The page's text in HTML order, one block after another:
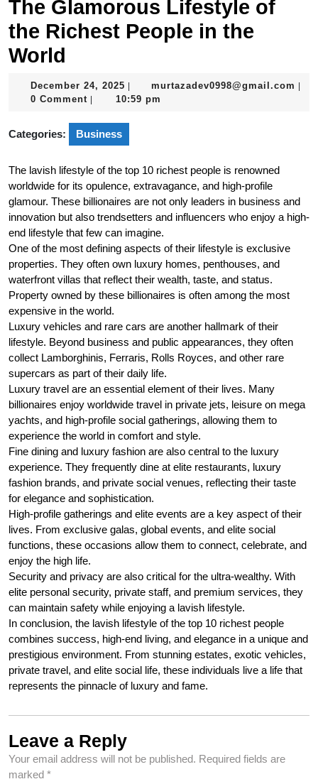
The Glamorous Lifestyle of
the Richest People in the
World
December 24, 2025 December
24,
murtazadev0998@gmail.com
0 Comment 10:59 pm
Categories: Business
The lavish lifestyle of the top 10 richest people is renowned
worldwide for its opulence, extravagance, and high-profile
glamour. These billionaires are not only leaders in business and
innovation but also trendsetters and influencers who enjoy a high-
end lifestyle that few can imagine.
One of the most defining aspects of their lifestyle is exclusive
properties. They often own luxury homes, penthouses, and
waterfront villas that reflect their wealth, taste, and status.
Property owned by these billionaires is often among the most
expensive in the world.
Luxury vehicles and rare cars are another hallmark of their
lifestyle. Beyond business and public appearances, they often
collect Lamborghinis, Ferraris, Rolls Royces, and other rare
supercars as part of their daily life.
Luxury travel are an essential element of their lives. Many
billionaires enjoy worldwide travel in private jets, leisure on mega
yachts, and high-profile social gatherings, allowing them to
experience the world in comfort and style.
Fine dining and luxury fashion are also central to the luxury
experience. They frequently dine at elite restaurants, luxury
fashion brands, and private social venues, reflecting their taste
for elegance and sophistication.
High-profile gatherings and elite events are a key aspect of their
lives. From exclusive galas, global events, and elite social
functions, these occasions allow them to connect, celebrate, and
enjoy the high life.
Security and privacy are also critical for the ultra-wealthy. With
elite personal security, private staff, and premium services, they
can maintain safety while enjoying a lavish lifestyle.
In conclusion, the lavish lifestyle of the top 10 richest people
combines success, high-end living, and elegance in a unique and
prestigious environment. From stunning estates, exotic vehicles,
private travel, and elite social life, these individuals live a life that
represents the pinnacle of luxury and fame.
Leave a Reply
Your email address will not be published. Required fields are
marked *